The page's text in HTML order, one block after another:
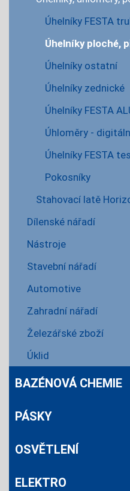
Úhelníky FESTA
Úhelníky ploché,
Úhelníky ostatní
Úhelníky zednické
Úhelníky FESTA
Úhloměry -
Úhelníky FESTA
Pokosníky
Stahovací latě
Dílenské nářadí
Nástroje
Stavební nářadí
Automotive
Zahradní nářadí
Železářské zboží
Úklid
BAZÉNOVÁ CHEMIE
PÁSKY
OSVĚTLENÍ
ELEKTRO